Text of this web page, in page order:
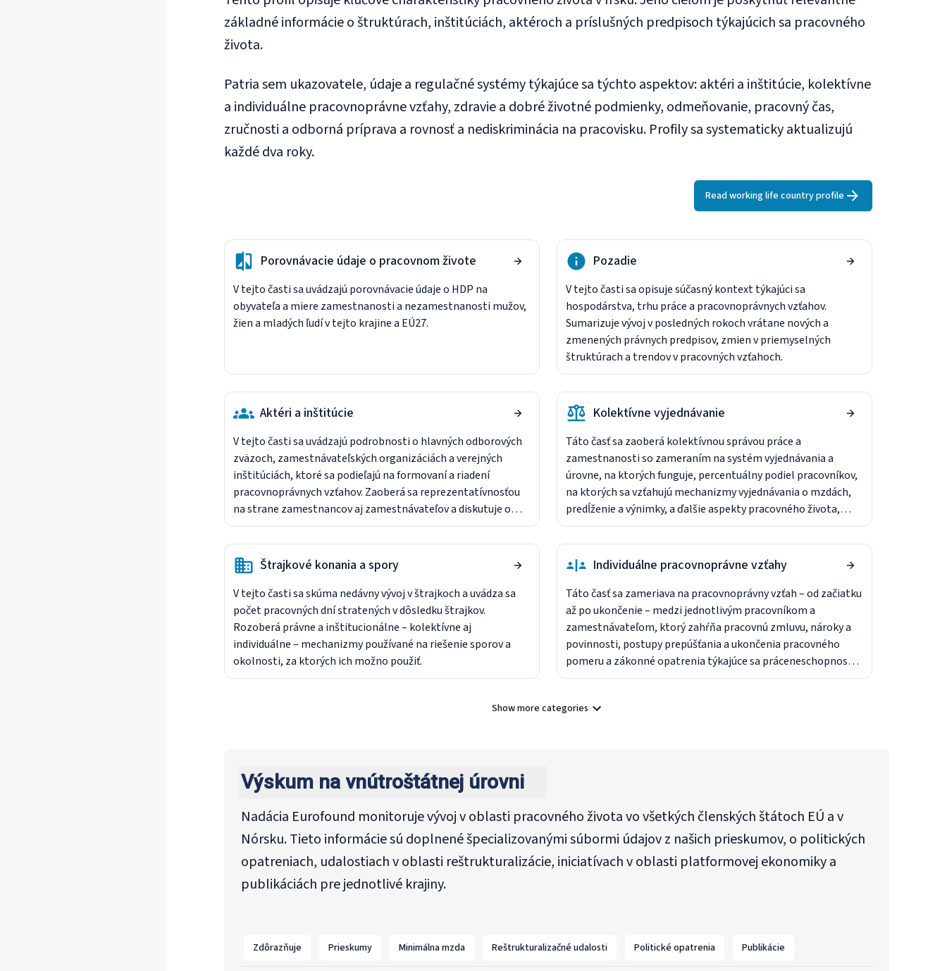
základné informácie o štruktúrach, inštitúciách, aktéroch a príslušných predpisoch týkajúcich sa pracovného
života.
Patria sem ukazovatele, údaje a regulačné systémy týkajúce sa týchto aspektov: aktéri a inštitúcie, kolektívne
a individuálne pracovnoprávne vzťahy, zdravie a dobré životné podmienky, odmeňovanie, pracovný čas,
zručnosti a odborná príprava a rovnosť a nediskriminácia na pracovisku. Profily sa systematicky aktualizujú
každé dva roky.
Read working life country profile
Porovnávacie údaje o pracovnom živote
V tejto časti sa uvádzajú porovnávacie údaje o HDP na
obyvateľa a miere zamestnanosti a nezamestnanosti mužov,
žien a mladých ľudí v tejto krajine a EÚ27.
Pozadie
V tejto časti sa opisuje súčasný kontext týkajúci sa
hospodárstva, trhu práce a pracovnoprávnych vzťahov.
Sumarizuje vývoj v posledných rokoch vrátane nových a
zmenených právnych predpisov, zmien v priemyselných
štruktúrach a trendov v pracovných vzťahoch.
Aktéri a inštitúcie
V tejto časti sa uvádzajú podrobnosti o hlavných odborových
zväzoch, zamestnávateľských organizáciách a verejných
inštitúciách, ktoré sa podieľajú na formovaní a riadení
pracovnoprávnych vzťahov. Zaoberá sa reprezentatívnosťou
na strane zamestnancov aj zamestnávateľov a diskutuje o
hlavných bipartitných a tripartitných orgánoch zapojených
do pracovných vzťahov.
Kolektívne vyjednávanie
Táto časť sa zaoberá kolektívnou správou práce a
zamestnanosti so zameraním na systém vyjednávania a
úrovne, na ktorých funguje, percentuálny podiel pracovníkov,
na ktorých sa vzťahujú mechanizmy vyjednávania o mzdách,
predĺženie a výnimky, a ďalšie aspekty pracovného života,
ktorými sa zaoberajú kolektívne zmluvy.
Štrajkové konania a spory
V tejto časti sa skúma nedávny vývoj v štrajkoch a uvádza sa
počet pracovných dní stratených v dôsledku štrajkov.
Rozoberá právne a inštitucionálne – kolektívne aj
individuálne – mechanizmy používané na riešenie sporov a
okolnosti, za ktorých ich možno použiť.
Individuálne pracovnoprávne vzťahy
Táto časť sa zameriava na pracovnoprávny vzťah – od začiatku
až po ukončenie – medzi jednotlivým pracovníkom a
zamestnávateľom, ktorý zahŕňa pracovnú zmluvu, nároky a
povinnosti, postupy prepúšťania a ukončenia pracovného
pomeru a zákonné opatrenia týkajúce sa práceneschopnosti a
odchodu do dôchodku.
Show more categories
Show all categories
Výskum na vnútroštátnej úrovni
Nadácia Eurofound monitoruje vývoj v oblasti pracovného života vo všetkých členských štátoch EÚ a v
Nórsku. Tieto informácie sú doplnené špecializovanými súbormi údajov z našich prieskumov, o politických
opatreniach, udalostiach v oblasti reštrukturalizácie, iniciatívach v oblasti platformovej ekonomiky a
publikáciách pre jednotlivé krajiny.
Zdôrazňuje Prieskumy Minimálna mzda Reštrukturalizačné udalosti Politické opatrenia Publikácie